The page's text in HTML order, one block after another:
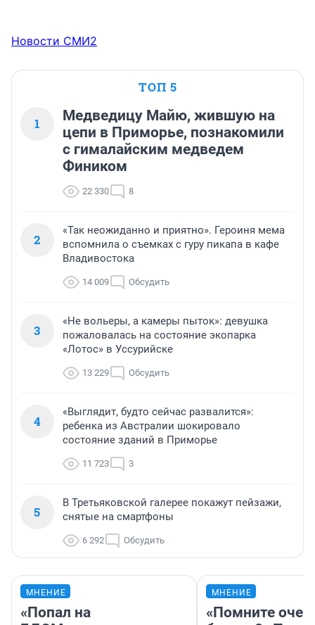
Новости СМИ2
ТОП 5
1
Медведицу Майю, жившую на
цепи в Приморье, познакомили
с гималайским медведем
Фиником
22 330 8
2
«Так неожиданно и приятно». Героиня мема
вспомнила о съемках с гуру пикапа в кафе
Владивостока
14 009 Обсудить
3
«Не вольеры, а камеры пыток»: девушка
пожаловалась на состояние экопарка
«Лотос» в Уссурийске
13 229 Обсудить
4
«Выглядит, будто сейчас развалится»:
ребенка из Австралии шокировало
состояние зданий в Приморье
11 723 3
5
В Третьяковской галерее покажут пейзажи,
снятые на смартфоны
6 292 Обсудить
МНЕНИЕ
«Попал на
МНЕНИЕ
«Помните